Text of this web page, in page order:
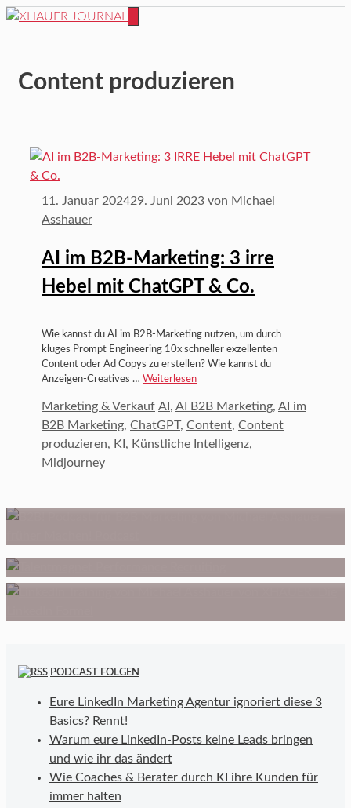
Zum
Content produzieren
AI im B2B-Marketing: 3 irre
Hebel mit ChatGPT & Co.
11. Januar 202429. Juni 2023 von Michael
Asshauer
Wie kannst du AI im B2B-Marketing nutzen, um durch
kluges Prompt Engineering 10x schneller exzellenten
Content oder Ad Copys zu erstellen? Wie kannst du
Anzeigen-Creatives … Weiterlesen
Kategorien
Marketing & Verkauf Schlagwörter
AI, AI B2B Marketing, AI im
B2B Marketing, ChatGPT, Content, Content
produzieren, KI, Künstliche Intelligenz,
Midjourney
PODCAST FOLGEN
Eure LinkedIn Marketing Agentur ignoriert diese 3
Basics? Rennt!
Warum eure LinkedIn-Posts keine Leads bringen
und wie ihr das ändert
Wie Coaches & Berater durch KI ihre Kunden für
immer halten